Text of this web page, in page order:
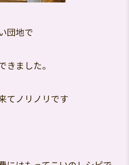
団地で
きました。
てノリノリです